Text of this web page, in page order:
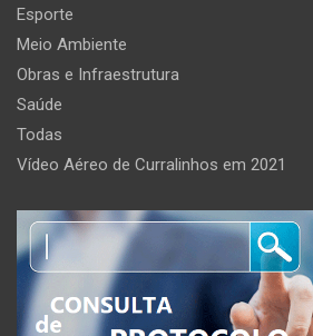
Esporte
Meio Ambiente
Obras e Infraestrutura
Saúde
Todas
Vídeo Aéreo de Curralinhos em 2021